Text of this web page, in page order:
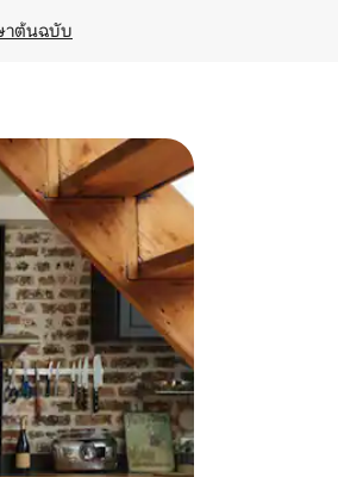
าต้นฉบับ